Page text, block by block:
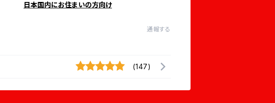
日本国内にお住まいの方向け
通報する
(147)